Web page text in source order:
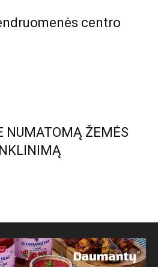
centro
NUMATOMĄ ŽEMĖS